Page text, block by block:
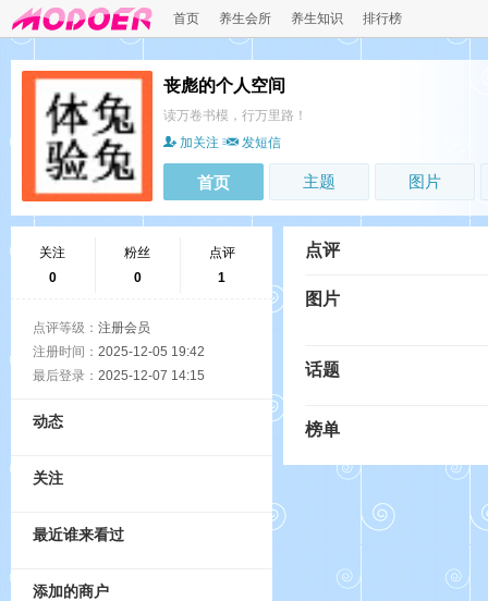
首页 养生会所 养生知识 排行榜
丧彪的个人空间
读万卷书模，行万里路！
加关注
发短信
首页 主题 图片
关注
0
粉丝
0
点评
1
点评等级： 注册会员
注册时间： 2025-12-05 19:42
最后登录： 2025-12-07 14:15
动态
关注
最近谁来看过
添加的商户
点评
图片
话题
榜单